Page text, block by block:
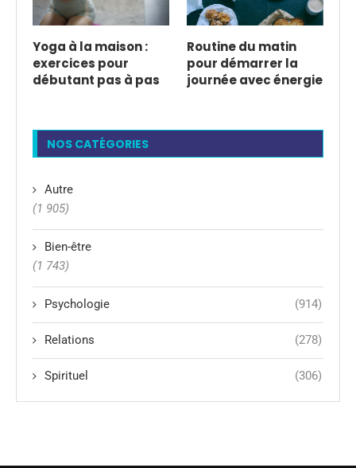
Yoga à la maison :
exercices pour
débutant pas à pas
Routine du matin
pour démarrer la
journée avec énergie
NOS CATÉGORIES
Autre
(1 905)
Bien-être
(1 743)
Psychologie (914)
Relations (278)
Spirituel (306)